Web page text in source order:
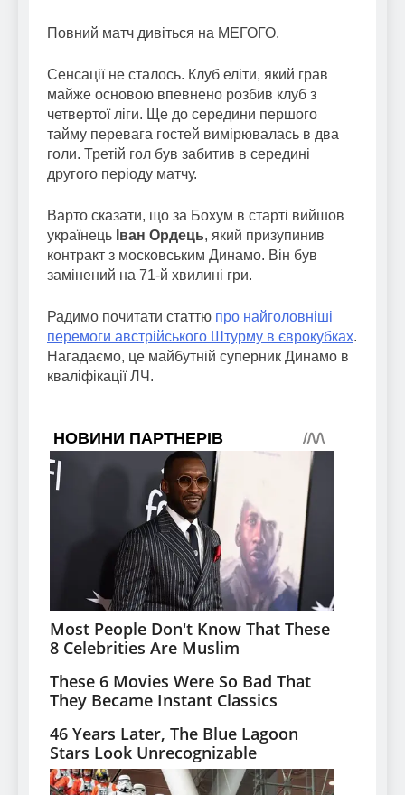
Повний матч дивіться на МЕГОГО.
Сенсації не сталось. Клуб еліти, який грав
майже основою впевнено розбив клуб з
четвертої ліги. Ще до середини першого
тайму перевага гостей вимірювалась в два
голи. Третій гол був забитив в середині
другого періоду матчу.
Варто сказати, що за Бохум в старті вийшов
українець Іван Ордець, який призупинив
контракт з московським Динамо. Він був
замінений на 71-й хвилині гри.
Радимо почитати статтю про найголовніші
перемоги австрійського Штурму в єврокубках.
Нагадаємо, це майбутній суперник Динамо в
кваліфікації ЛЧ.